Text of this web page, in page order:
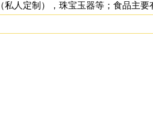
（私人定制），珠宝玉器等；食品主